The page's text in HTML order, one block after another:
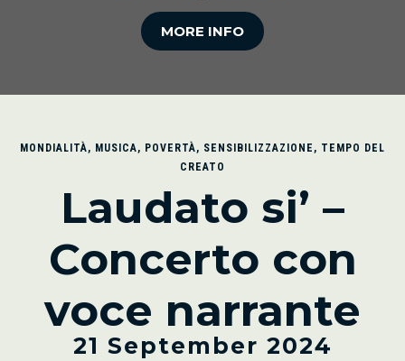
MORE INFO
MONDIALITÀ, MUSICA, POVERTÀ, SENSIBILIZZAZIONE , TEMPO DEL
CREATO
Laudato si’ –
Concerto con
voce narrante
21 September 2024